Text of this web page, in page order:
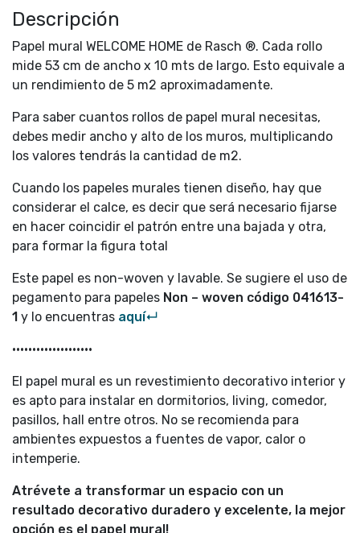
Descripción
Papel mural WELCOME HOME de Rasch ®. Cada rollo
mide 53 cm de ancho x 10 mts de largo. Esto equivale a
un rendimiento de 5 m2 aproximadamente.
Para saber cuantos rollos de papel mural necesitas,
debes medir ancho y alto de los muros, multiplicando
los valores tendrás la cantidad de m2.
Cuando los papeles murales tienen diseño, hay que
considerar el calce, es decir que será necesario fijarse
en hacer coincidir el patrón entre una bajada y otra,
para formar la figura total
Este papel es non-woven y lavable. Se sugiere el uso de
pegamento para papeles Non – woven código 041613-
1 y lo encuentras aquí↵
••••••••••••••••••••
El papel mural es un revestimiento decorativo interior y
es apto para instalar en dormitorios, living, comedor,
pasillos, hall entre otros. No se recomienda para
ambientes expuestos a fuentes de vapor, calor o
intemperie.
Atrévete a transformar un espacio con un
resultado decorativo duradero y excelente, la mejor
opción es el papel mural!